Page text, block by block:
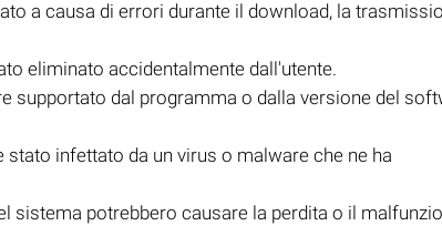
a causa di errori durante il download, la
eliminato accidentalmente dall'utente.
supportato dal programma o dalla versione del
infettato da un virus o malware che ne ha
sistema potrebbero causare la perdita o il